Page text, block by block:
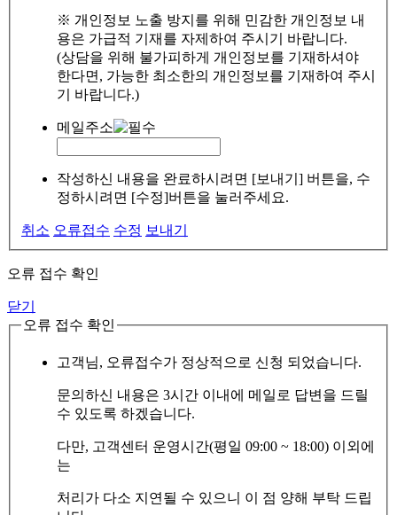
※ 개인정보 노출 방지를 위해 민감한 개인정보 내
용은 가급적 기재를 자제하여 주시기 바랍니다.
(상담을 위해 불가피하게 개인정보를 기재하셔야
한다면, 가능한 최소한의 개인정보를 기재하여 주시
기 바랍니다.)
메일주소
작성하신 내용을 완료하시려면 [보내기] 버튼을, 수
정하시려면 [수정]버튼을 눌러주세요.
취소 오류접수 수정 보내기
오류 접수 확인
닫기
오류 접수 확인
고객님, 오류접수가 정상적으로 신청 되었습니다.
문의하신 내용은 3시간 이내에 메일로 답변을 드릴
수 있도록 하겠습니다.
다만, 고객센터 운영시간(평일 09:00 ~ 18:00) 이외에
는
처리가 다소 지연될 수 있으니 이 점 양해 부탁 드립